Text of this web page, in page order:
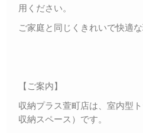
用ください。
ご家庭と同じくきれいで快適
【ご案内】
収納プラス萱町店は、室内型
収納スペース）です。